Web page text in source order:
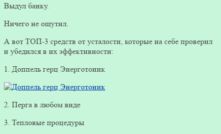
Выдул банку.
Ничего не ощутил.
А вот ТОП-3 средств от усталости, которые на себе проверил
и убедился в их эффективности:
1. Доппель герц Энерготоник
2. Перга в любом виде
3. Тепловые процедуры